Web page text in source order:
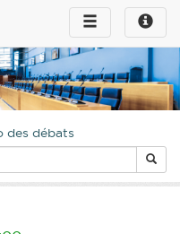
Toggle
infos
Toggle
navigation
des débats